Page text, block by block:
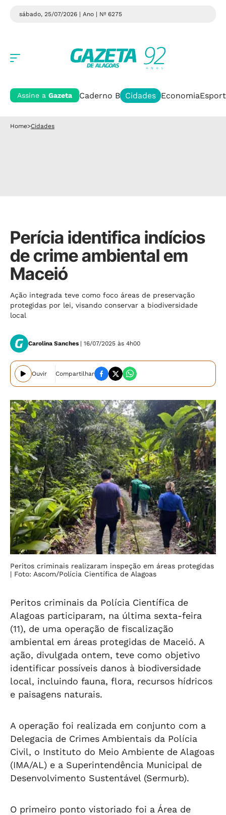
sábado, 25/07/2026 | Ano | Nº 6275
Assine a Gazeta Caderno B Cidades Economia
Home>Cidades
Perícia identifica indícios
de crime ambiental em
Maceió
Ação integrada teve como foco áreas de preservação
protegidas por lei, visando conservar a biodiversidade
local
Carolina Sanches | 16/07/2025 às 4h00
Ouvir Compartilhar
Peritos criminais realizaram inspeção em áreas protegidas
| Foto: Ascom/Polícia Científica de Alagoas
Peritos criminais da Polícia Científica de
Alagoas participaram, na última sexta-feira
(11), de uma operação de fiscalização
ambiental em áreas protegidas de Maceió. A
ação, divulgada ontem, teve como objetivo
identificar possíveis danos à biodiversidade
local, incluindo fauna, flora, recursos hídricos
e paisagens naturais.
A operação foi realizada em conjunto com a
Delegacia de Crimes Ambientais da Polícia
Civil, o Instituto do Meio Ambiente de Alagoas
(IMA/AL) e a Superintendência Municipal de
Desenvolvimento Sustentável (Sermurb).
O primeiro ponto vistoriado foi a Área de